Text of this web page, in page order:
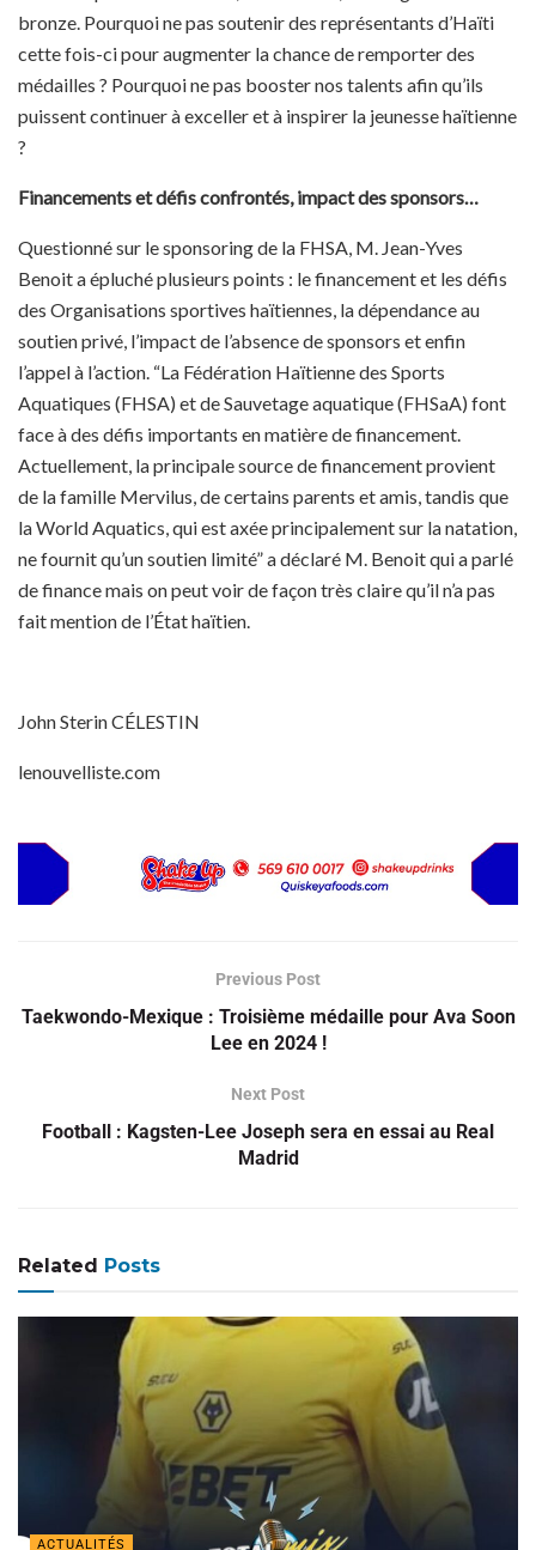
bronze. Pourquoi ne pas soutenir des représentants d’Haïti
cette fois-ci pour augmenter la chance de remporter des
médailles ? Pourquoi ne pas booster nos talents afin qu’ils
puissent continuer à exceller et à inspirer la jeunesse haïtienne
?
Financements et défis confrontés, impact des sponsors…
Questionné sur le sponsoring de la FHSA, M. Jean-Yves
Benoit a épluché plusieurs points : le financement et les défis
des Organisations sportives haïtiennes, la dépendance au
soutien privé, l’impact de l’absence de sponsors et enfin
l’appel à l’action. “La Fédération Haïtienne des Sports
Aquatiques (FHSA) et de Sauvetage aquatique (FHSaA) font
face à des défis importants en matière de financement.
Actuellement, la principale source de financement provient
de la famille Mervilus, de certains parents et amis, tandis que
la World Aquatics, qui est axée principalement sur la natation,
ne fournit qu’un soutien limité” a déclaré M. Benoit qui a parlé
de finance mais on peut voir de façon très claire qu’il n’a pas
fait mention de l’État haïtien.
John Sterin CÉLESTIN
lenouvelliste.com
Previous Post
Taekwondo-Mexique : Troisième médaille pour Ava Soon
Lee en 2024 !
Next Post
Football : Kagsten-Lee Joseph sera en essai au Real
Madrid
Related Posts
ACTUALITÉS